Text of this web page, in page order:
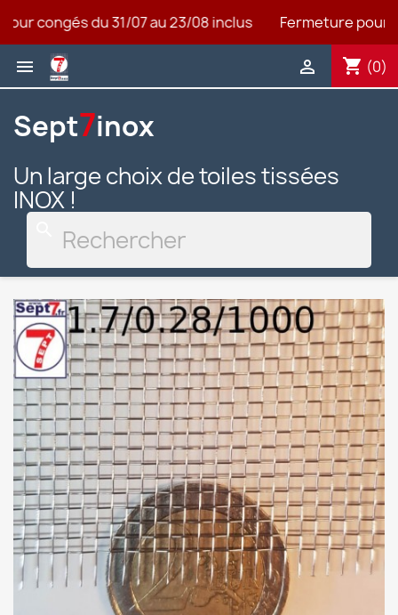
congés du 31/07 au 23/08 inclus Fermeture pour
 shopping_cart (0)

Sept7inox
Un large choix de toiles tissées
INOX !